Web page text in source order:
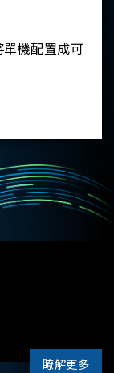
機配置成可
瞭解更多